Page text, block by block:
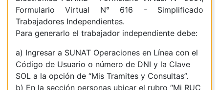
Formulario Virtual N° 616 - Simplificado
Trabajadores Independientes.
Para generarlo el trabajador independiente debe:
a) Ingresar a SUNAT Operaciones en Línea con el
Código de Usuario o número de DNI y la Clave
SOL a la opción de “Mis Tramites y Consultas”.
b) En la sección personas ubicar el rubro “Mi RUC